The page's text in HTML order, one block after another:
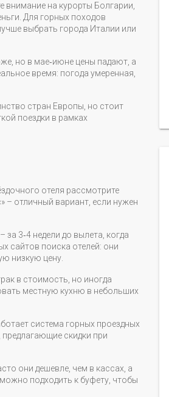
внимание на курорты Болгарии,
Для горных походов
выбрать города Италии или
но в мае‑июне цены падают, а
время: погода умеренная,
стран Европы, но стоит
поездки в рамках
отеля рассмотрите
– отличный вариант, если нужен
3‑4 недели до вылета, когда
сайтов поиска отелей: они
низкую цену.
в стоимость, но иногда
местную кухню в небольших
система горных проездных
скидки при
они дешевле, чем в кассах, а
подходить к буфету, чтобы